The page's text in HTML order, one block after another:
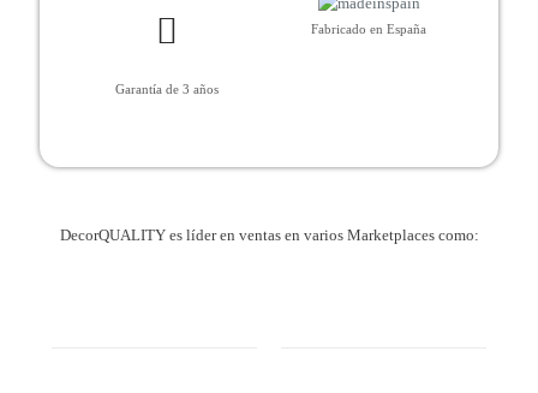
Garantía de 3 años
Fabricado en España
DecorQUALITY es líder en ventas en varios Marketplaces como: